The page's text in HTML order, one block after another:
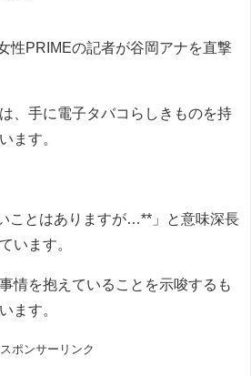
性PRIMEの記者が谷岡アナを直撃
、手に電子タバコらしきものを持
ます。
ことはありますが…**」と意味深長
います。
情を抱えていることを示唆するも
ます。
スポンサーリンク